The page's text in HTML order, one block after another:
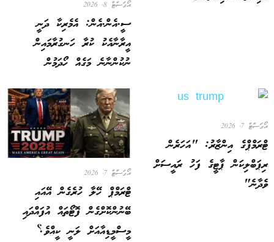
އޯގަސްޓް 8, 2026
ސީ.އެން.އެން: އެމެރިކާ ދަނީ
އީރާނާއެކު ކުރާ ހަނގުރާމައިން
ނުކުންނާނެ މަގެއް ހޯދަމުން
އޯގަސްޓް 7, 2026
ޓްރަމްޕްގެ އިންޒާރު: "އަހަރެން
ރިޕަބްލިކަން ޕާޓީގެ ފަހު ރައީސަށް
ވެދާނެ"
އޯގަސްޓް 7, 2026
ޓްރަމްޕް ހޭލާ ހުރެގެން އޭއައި
ބޭނުންކޮށްގެން ފޮޓޯތައް އުފައްދައި
މީސްމީޑިއާއަށް ލަނީ ކީއްވެ؟